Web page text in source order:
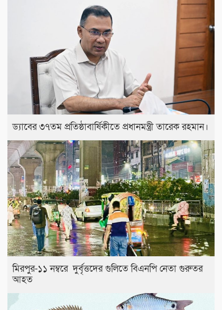
ড্যাবের ৩৭তম প্রতিষ্ঠাবার্ষিকীতে প্রধানমন্ত্রী তারেক রহমান।
মিরপুর-১১ নম্বরে দুর্বৃত্তদের গুলিতে বিএনপি নেতা গুরুতর
আহত